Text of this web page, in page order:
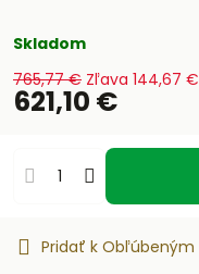
Skladom
765,77 € Zľava 144,67 €
621,10 €
Pridať k Obľúbeným